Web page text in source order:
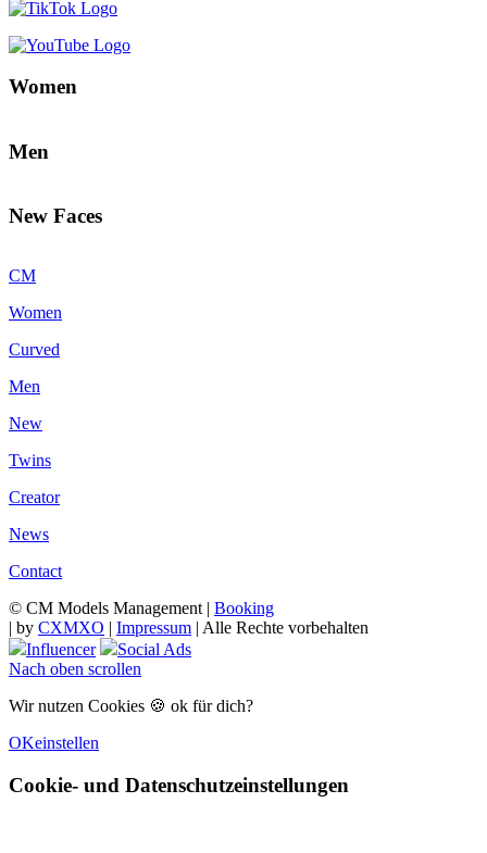
Women
Men
New Faces
CM
Women
Curved
Men
New
Twins
Creator
News
Contact
© CM Models Management | Booking
| by CXMXO | Impressum | Alle Rechte vorbehalten
Influencer
Social Ads
Nach oben scrollen
Wir nutzen Cookies 🍪 ok für dich?
OKeinstellen
Cookie- und Datenschutzeinstellungen